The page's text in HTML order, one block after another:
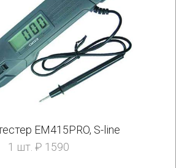
EM415PRO, S-line
1 шт. ₽ 1590